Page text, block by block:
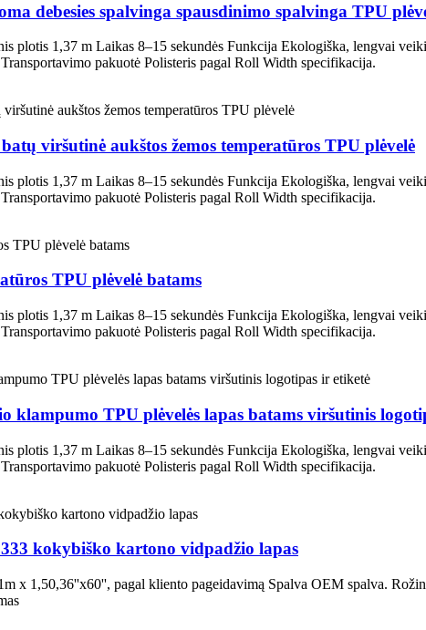
debesies spalvinga spausdinimo spalvinga TPU
plotis 1,37 m Laikas 8–15 sekundės Funkcija Ekologiška, lengvai
pakuotė Polisteris pagal Roll Width specifikacija.
viršutinė aukštos žemos temperatūros TPU plėvelė
plotis 1,37 m Laikas 8–15 sekundės Funkcija Ekologiška, lengvai
pakuotė Polisteris pagal Roll Width specifikacija.
TPU plėvelė batams
plotis 1,37 m Laikas 8–15 sekundės Funkcija Ekologiška, lengvai
pakuotė Polisteris pagal Roll Width specifikacija.
klampumo TPU plėvelės lapas batams viršutinis
plotis 1,37 m Laikas 8–15 sekundės Funkcija Ekologiška, lengvai
pakuotė Polisteris pagal Roll Width specifikacija.
kokybiško kartono vidpadžio lapas
x 1,50,36''x60'', pagal kliento pageidavimą Spalva OEM spalva.